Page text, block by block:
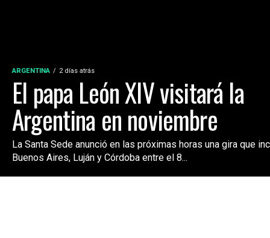
ARGENTINA 2 días atrás
El papa León XIV visitará la
Argentina en noviembre
La Santa Sede anunció en las próximas horas una gira que
Buenos Aires, Luján y Córdoba entre el 8...